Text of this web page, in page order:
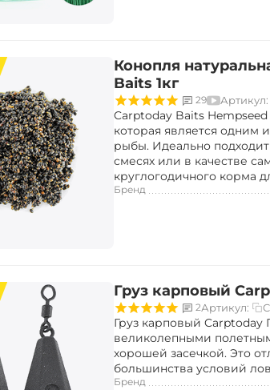
Конопля
Baits 1кг
29 Артикул:
Carptoday Baits
которая является одним
рыбы. Идеально
смесях или в качестве
круглогодичного корма
Бренд
Груз карповый
2Артикул:
Груз карповый Carptoday
великолепными
хорошей засечкой. Это
большинства условий
Бренд